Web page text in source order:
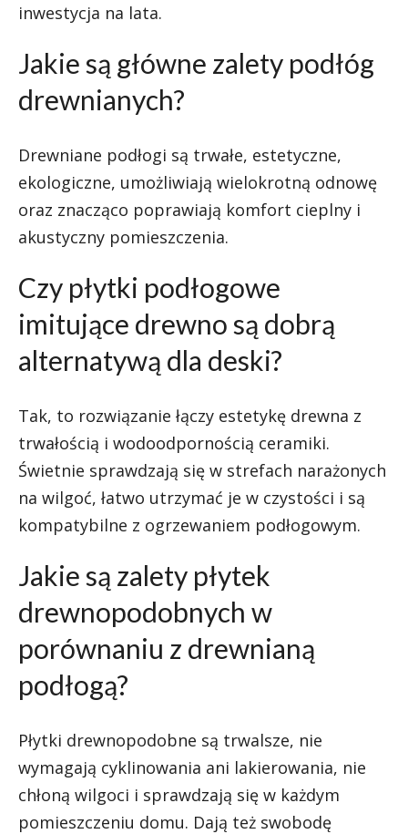
inwestycja na lata.
Jakie są główne zalety podłóg
drewnianych?
Drewniane podłogi są trwałe, estetyczne,
ekologiczne, umożliwiają wielokrotną odnowę
oraz znacząco poprawiają komfort cieplny i
akustyczny pomieszczenia.
Czy płytki podłogowe
imitujące drewno są dobrą
alternatywą dla deski?
Tak, to rozwiązanie łączy estetykę drewna z
trwałością i wodoodpornością ceramiki.
Świetnie sprawdzają się w strefach narażonych
na wilgoć, łatwo utrzymać je w czystości i są
kompatybilne z ogrzewaniem podłogowym.
Jakie są zalety płytek
drewnopodobnych w
porównaniu z drewnianą
podłogą?
Płytki drewnopodobne są trwalsze, nie
wymagają cyklinowania ani lakierowania, nie
chłoną wilgoci i sprawdzają się w każdym
pomieszczeniu domu. Dają też swobodę